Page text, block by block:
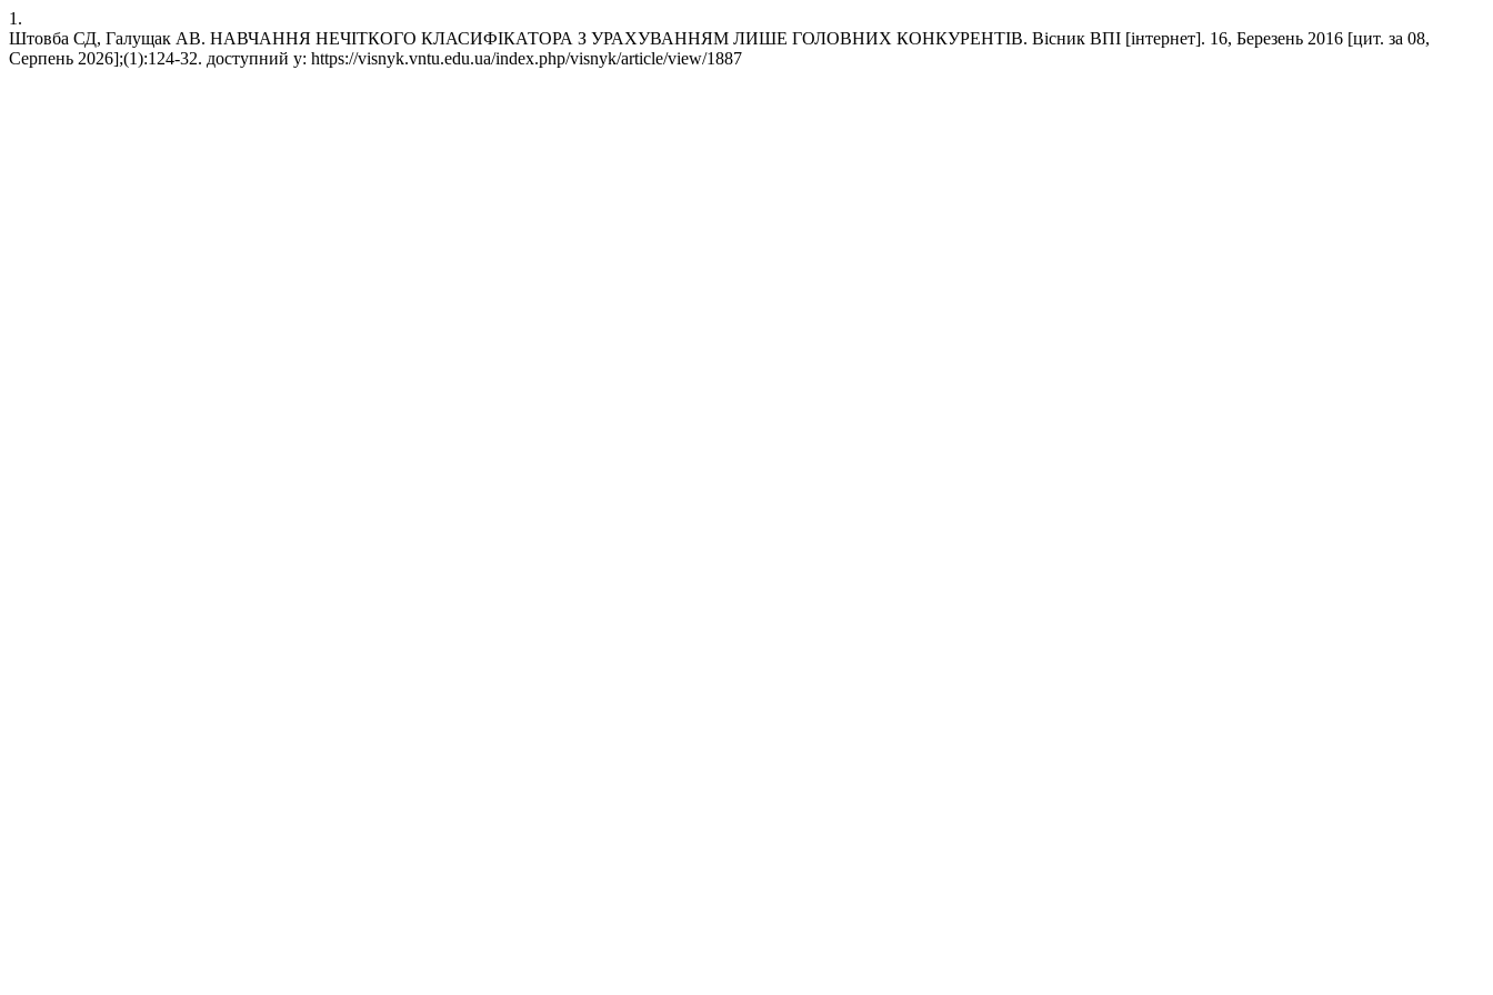
1.
Штовба СД, Галущак АВ. НАВЧАННЯ НЕЧІТКОГО КЛАСИФІКАТОРА З УРАХУВАННЯМ ЛИШЕ ГОЛОВНИХ КОНКУРЕНТІВ. Вісник ВПІ [інтернет]. 16, Березень 2016 [цит. за 08,
Серпень 2026];(1):124-32. доступний у: https://visnyk.vntu.edu.ua/index.php/visnyk/article/view/1887